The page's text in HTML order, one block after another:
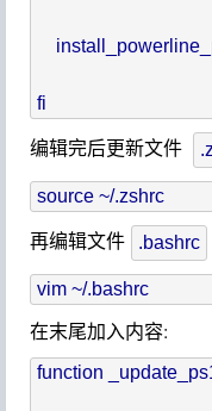
编辑完后更新文件
再编辑文件 .bashrc
在末尾加入内容:
function